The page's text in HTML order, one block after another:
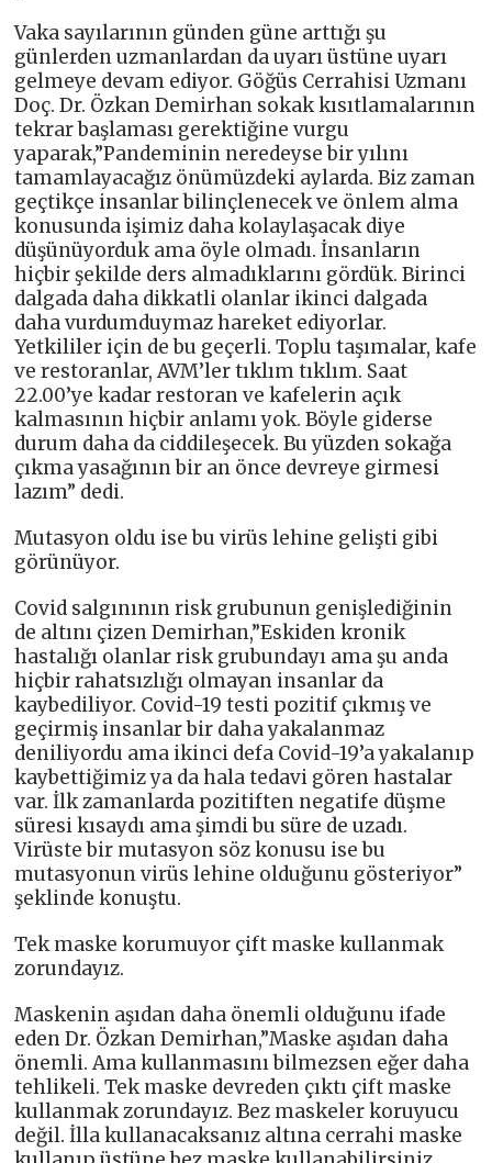
Vaka sayılarının günden güne arttığı şu
günlerden uzmanlardan da uyarı üstüne uyarı
gelmeye devam ediyor. Göğüs Cerrahisi Uzmanı
Doç. Dr. Özkan Demirhan sokak kısıtlamalarının
tekrar başlaması gerektiğine vurgu
yaparak,”Pandeminin neredeyse bir yılını
tamamlayacağız önümüzdeki aylarda. Biz zaman
geçtikçe insanlar bilinçlenecek ve önlem alma
konusunda işimiz daha kolaylaşacak diye
düşünüyorduk ama öyle olmadı. İnsanların
hiçbir şekilde ders almadıklarını gördük. Birinci
dalgada daha dikkatli olanlar ikinci dalgada
daha vurdumduymaz hareket ediyorlar.
Yetkililer için de bu geçerli. Toplu taşımalar, kafe
ve restoranlar, AVM’ler tıklım tıklım. Saat
22.00’ye kadar restoran ve kafelerin açık
kalmasının hiçbir anlamı yok. Böyle giderse
durum daha da ciddileşecek. Bu yüzden sokağa
çıkma yasağının bir an önce devreye girmesi
lazım” dedi.
Mutasyon oldu ise bu virüs lehine gelişti gibi
görünüyor.
Covid salgınının risk grubunun genişlediğinin
de altını çizen Demirhan,”Eskiden kronik
hastalığı olanlar risk grubundayı ama şu anda
hiçbir rahatsızlığı olmayan insanlar da
kaybediliyor. Covid-19 testi pozitif çıkmış ve
geçirmiş insanlar bir daha yakalanmaz
deniliyordu ama ikinci defa Covid-19’a yakalanıp
kaybettiğimiz ya da hala tedavi gören hastalar
var. İlk zamanlarda pozitiften negatife düşme
süresi kısaydı ama şimdi bu süre de uzadı.
Virüste bir mutasyon söz konusu ise bu
mutasyonun virüs lehine olduğunu gösteriyor”
şeklinde konuştu.
Tek maske korumuyor çift maske kullanmak
zorundayız.
Maskenin aşıdan daha önemli olduğunu ifade
eden Dr. Özkan Demirhan,”Maske aşıdan daha
önemli. Ama kullanmasını bilmezsen eğer daha
tehlikeli. Tek maske devreden çıktı çift maske
kullanmak zorundayız. Bez maskeler koruyucu
değil. İlla kullanacaksanız altına cerrahi maske